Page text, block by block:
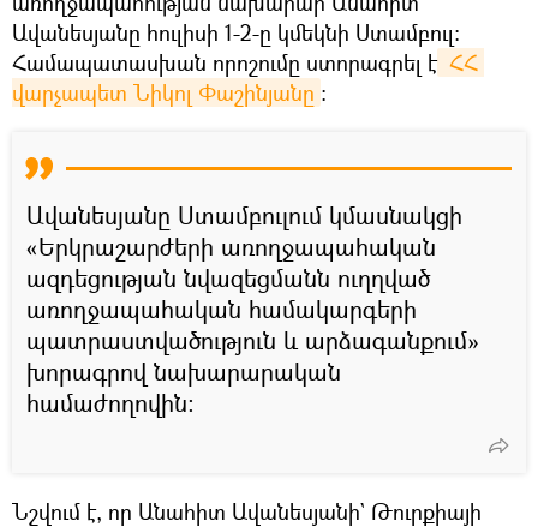
Ավանեսյանը հուլիսի 1-2-ը կմեկնի Ստամբուլ։
Համապատասխան որոշումը ստորագրել է ՀՀ
վարչապետ Նիկոլ Փաշինյանը ։
Ավանեսյանը Ստամբուլում կմասնակցի
«Երկրաշարժերի առողջապահական
ազդեցության նվազեցմանն ուղղված
առողջապահական համակարգերի
պատրաստվածություն և արձագանքում»
խորագրով նախարարական
համաժողովին։
Նշվում է, որ Անահիտ Ավանեսյանի` Թուրքիայի